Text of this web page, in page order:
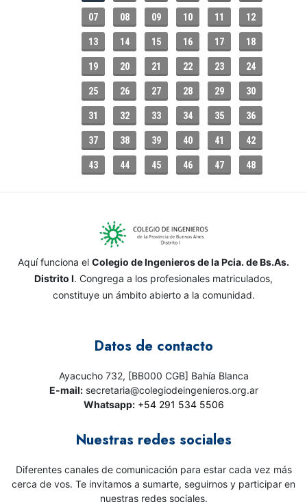
07 08 09 10 11 12
13 14 15 16 17 18
19 20 21 22 23 24
25 26 27 28 29 30
31 32 33 34 35 36
37 38 39 40 41 42
43 44 45 46 47 48
Aquí funciona el Colegio de Ingenieros de la Pcia. de Bs.As.
Distrito I. Congrega a los profesionales matriculados,
constituye un ámbito abierto a la comunidad.
Datos de contacto
Ayacucho 732, [BB000 CGB] Bahía Blanca
E-mail:secretaria@colegiodeingenieros.org.ar
Whatsapp: +54 291 534 5506
Nuestras redes sociales
Diferentes canales de comunicación para estar cada vez más
cerca de vos. Te invitamos a sumarte, seguirnos y participar en
nuestras redes sociales.